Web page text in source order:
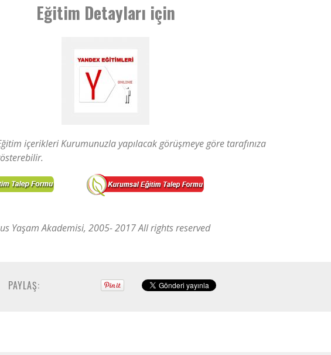
Eğitim Detayları için
içerikleri Kurumunuzla yapılacak görüşmeye göre tarafınıza
Yaşam Akademisi, 2005- 2017 All rights reserved
PAYLAŞ: